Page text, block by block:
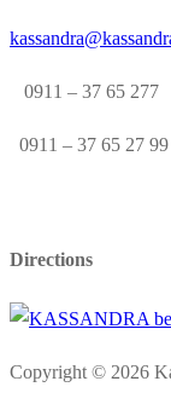
0911 – 37 65 277
0911 – 37 65 27 99
Directions
Copyright © 2026